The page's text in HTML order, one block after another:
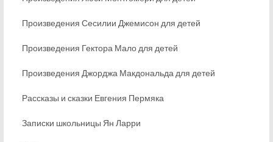
Произведения Сесилии Джемисон для детей
Произведения Гектора Мало для детей
Произведения Джорджа Макдональда для детей
Рассказы и сказки Евгения Пермяка
Записки школьницы Ян Ларри